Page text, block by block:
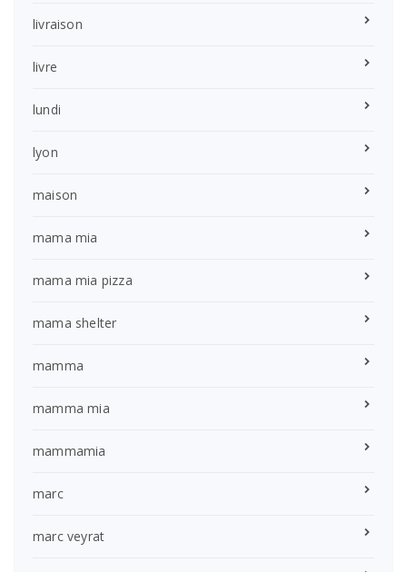
livraison
livre
lundi
lyon
maison
mama mia
mama mia pizza
mama shelter
mamma
mamma mia
mammamia
marc
marc veyrat